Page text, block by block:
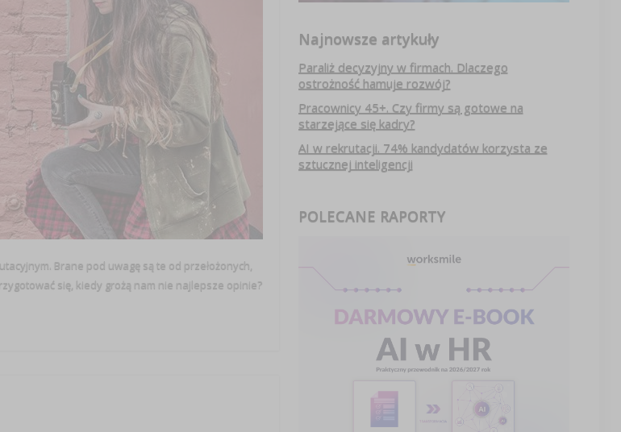
Brane pod uwagę są te od przełożonych,
się, kiedy grożą nam nie najlepsze opinie?
Najnowsze artykuły
Paraliż decyzyjny w firmach. Dlaczego
ostrożność hamuje rozwój?
Pracownicy 45+. Czy firmy są gotowe na
starzejące się kadry?
AI w rekrutacji. 74% kandydatów korzysta ze
sztucznej inteligencji
POLECANE RAPORTY